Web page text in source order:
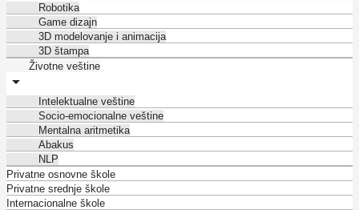
Robotika
Game dizajn
3D modelovanje i animacija
3D štampa
Životne veštine
Intelektualne veštine
Socio-emocionalne veštine
Mentalna aritmetika
Abakus
NLP
Privatne osnovne škole
Privatne srednje škole
Internacionalne škole